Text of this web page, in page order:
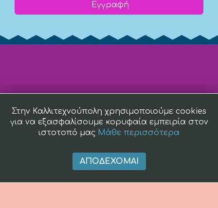
Εγγραφή
Στην Καλλιτεχνούπολη χρησιμοποιούμε cookies
για να εξασφαλίσουμε κορυφαία εμπειρία στον
ιστοτοπό μας Μάθε περισσότερα
ΑΠΟΔΈΧΟΜΑΙ